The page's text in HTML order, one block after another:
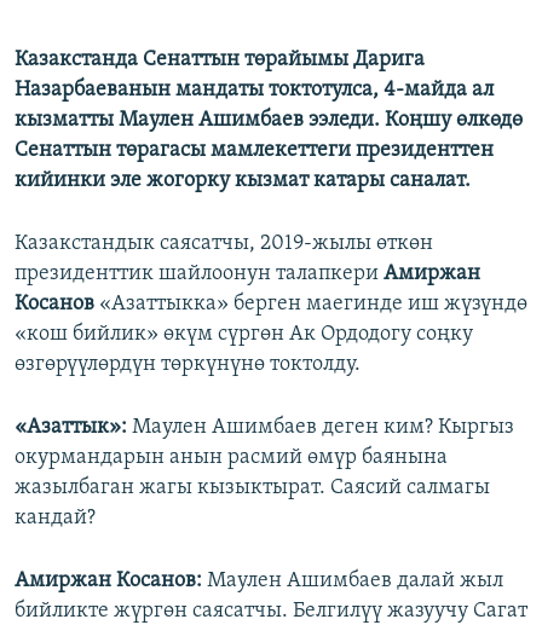
Казакстанда Сенаттын төрайымы Дарига
Назарбаеванын мандаты токтотулса, 4-майда ал
кызматты Маулен Ашимбаев ээледи. Коңшу өлкөдө
Сенаттын төрагасы мамлекеттеги президенттен
кийинки эле жогорку кызмат катары саналат.
Казакстандык саясатчы, 2019-жылы өткөн
президенттик шайлоонун талапкери Амиржан
Косанов «Азаттыкка» берген маегинде иш жүзүндө
«кош бийлик» өкүм сүргөн Ак Ордодогу соңку
өзгөрүүлөрдүн төркүнүнө токтолду.
«Азаттык»: Маулен Ашимбаев деген ким? Кыргыз
окурмандарын анын расмий өмүр баянына
жазылбаган жагы кызыктырат. Саясий салмагы
кандай?
Амиржан Косанов: Маулен Ашимбаев далай жыл
бийликте жүргөн саясатчы. Белгилүү жазуучу Сагат